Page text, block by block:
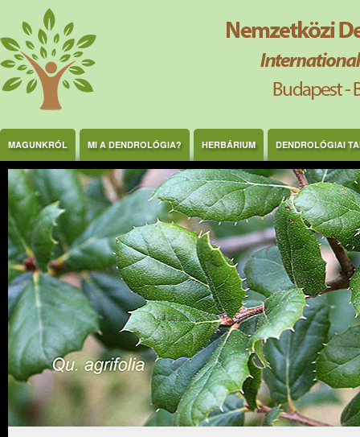
Ugrás a tartalomra
MAGUNKRÓL MI A DENDROLÓGIA? HERBÁRIUM DENDROLÓGIAI